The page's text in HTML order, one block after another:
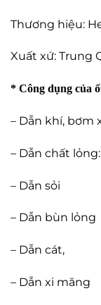
Thương hiệu:
Xuất xứ: Trung
* Công dụng của
– Dẫn khí, bơm
– Dẫn chất
– Dẫn sỏi
– Dẫn bùn lỏng
– Dẫn cát,
– Dẫn xi măng